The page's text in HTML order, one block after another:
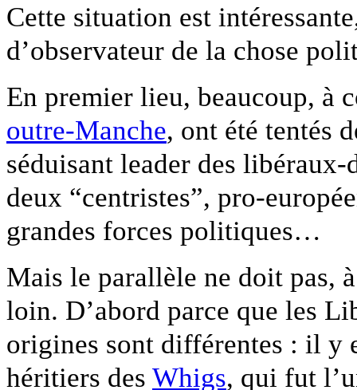
Cette situation est
d’observateur de la chose
En premier lieu, beaucoup, à
outre-Manche, ont été tentés
séduisant leader des
deux “centristes”, pro-
grandes forces politiques…
Mais le parallèle ne doit pas,
loin. D’abord parce que les
origines sont différentes : il y
héritiers des Whigs, qui fut